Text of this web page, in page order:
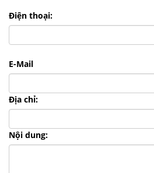
Điện thoại:
E-Mail
Địa chỉ:
Nội dung: